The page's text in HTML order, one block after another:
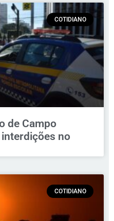
COTIDIANO
de Campo
no
COTIDIANO